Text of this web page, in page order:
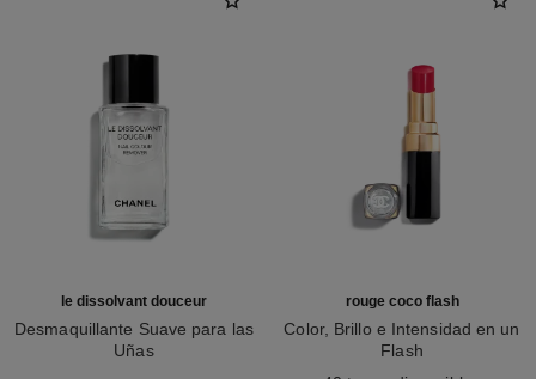
le dissolvant douceur
Desmaquillante Suave para las
Uñas
rouge coco flash
Color, Brillo e Intensidad en un
Flash